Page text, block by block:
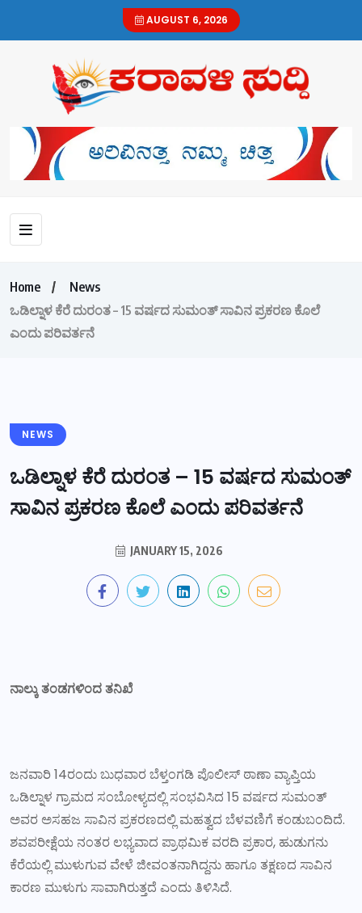
AUGUST 6, 2026
Home
News
ಒಡಿಲ್ನಾಳ ಕೆರೆ ದುರಂತ – 15 ವರ್ಷದ ಸುಮಂತ್ ಸಾವಿನ ಪ್ರಕರಣ ಕೊಲೆ
ಎಂದು ಪರಿವರ್ತನೆ
NEWS
ಒಡಿಲ್ನಾಳ ಕೆರೆ ದುರಂತ – 15 ವರ್ಷದ ಸುಮಂತ್
ಸಾವಿನ ಪ್ರಕರಣ ಕೊಲೆ ಎಂದು ಪರಿವರ್ತನೆ
JANUARY 15, 2026
ನಾಲ್ಕು ತಂಡಗಳಿಂದ ತನಿಖೆ
ಜನವಾರಿ 14ರಂದು ಬುಧವಾರ ಬೆಳ್ತಂಗಡಿ ಪೊಲೀಸ್ ಠಾಣಾ ವ್ಯಾಪ್ತಿಯ
ಒಡಿಲ್ನಾಳ ಗ್ರಾಮದ ಸಂಬೋಳ್ಯದಲ್ಲಿ ಸಂಭವಿಸಿದ 15 ವರ್ಷದ ಸುಮಂತ್
ಅವರ ಅಸಹಜ ಸಾವಿನ ಪ್ರಕರಣದಲ್ಲಿ ಮಹತ್ವದ ಬೆಳವಣಿಗೆ ಕಂಡುಬಂದಿದೆ.
ಶವಪರೀಕ್ಷೆಯ ನಂತರ ಲಭ್ಯವಾದ ಪ್ರಾಥಮಿಕ ವರದಿ ಪ್ರಕಾರ, ಹುಡುಗನು
ಕೆರೆಯಲ್ಲಿ ಮುಳುಗುವ ವೇಳೆ ಜೀವಂತನಾಗಿದ್ದನು ಹಾಗೂ ತಕ್ಷಣದ ಸಾವಿನ
ಕಾರಣ ಮುಳುಗು ಸಾವಾಗಿರುತ್ತದೆ ಎಂದು ತಿಳಿಸಿದೆ.